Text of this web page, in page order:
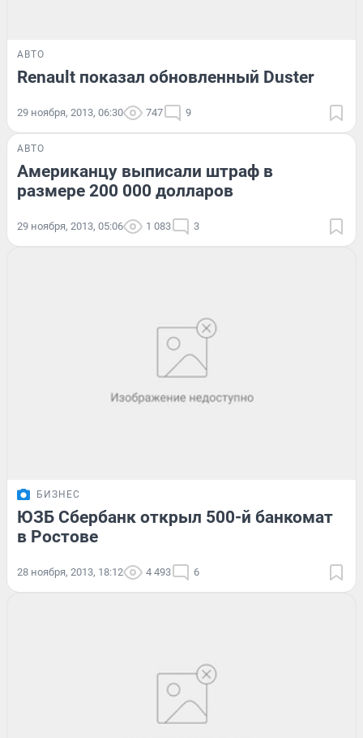
АВТО
Renault показал обновленный Duster
29 ноября, 2013, 06:30 747 9
АВТО
Американцу выписали штраф в
размере 200 000 долларов
29 ноября, 2013, 05:06 1 083 3
БИЗНЕС
ЮЗБ Сбербанк открыл 500-й банкомат
в Ростове
28 ноября, 2013, 18:12 4 493 6